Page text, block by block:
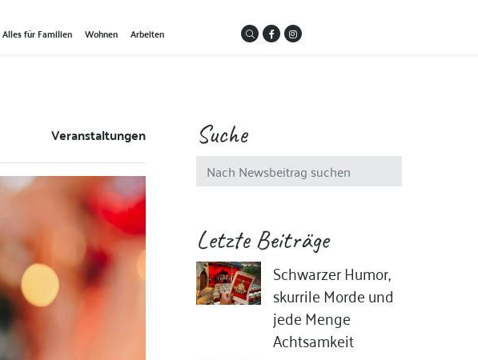
Alles für Familien Wohnen Arbeiten
Veranstaltungen Suche
Letzte Beiträge
Schwarzer Humor,
skurrile Morde und
jede Menge
Achtsamkeit